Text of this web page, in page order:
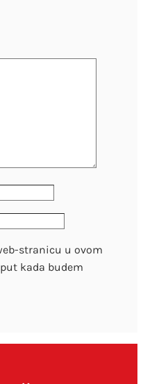
stranicu u ovom
kada budem